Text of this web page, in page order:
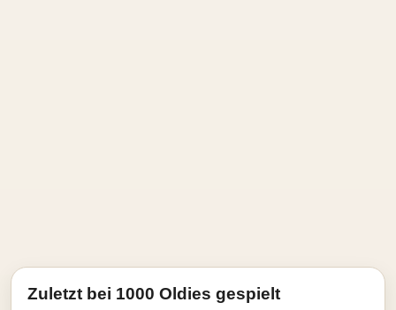
Zuletzt bei 1000 Oldies gespielt